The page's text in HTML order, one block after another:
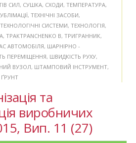
СИЛ, СУШКА, СХОДИ, ТЕМПЕРАТУРА,
, ТЕХНІЧНІ ЗАСОБИ,
ТЕХНОЛОГІЧНІ СИСТЕМИ, ТЕХНОЛОГІЯ,
, ТРАКТPANCHENKO B, ТРИГРАННИК,
АВТОМОБІЛЯ, ШАРНІРНО -
ПЕРЕМІЩЕННЯ, ШВИДКІСТЬ РУХУ,
ВУЗОЛ, ШТАМПОВИЙ ІНСТРУМЕНТ,
ҐРУНТ
та
виробничих
Вип. 11 (27)